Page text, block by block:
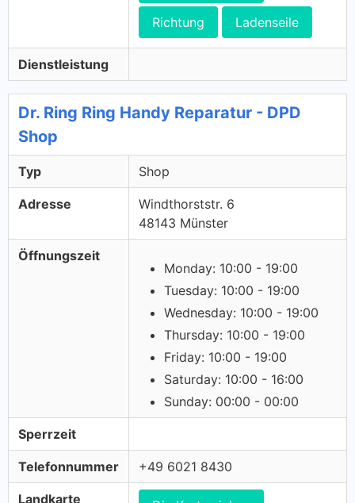
Richtung Ladenseile
Dienstleistung
Dr. Ring Ring Handy Reparatur - DPD
Shop
Typ Shop
Adresse
Windthorststr. 6
48143 Münster
Öffnungszeit
Monday: 10:00 - 19:00
Tuesday: 10:00 - 19:00
Wednesday: 10:00 - 19:00
Thursday: 10:00 - 19:00
Friday: 10:00 - 19:00
Saturday: 10:00 - 16:00
Sunday: 00:00 - 00:00
Sperrzeit
Telefonnummer +49 6021 8430
Landkarte